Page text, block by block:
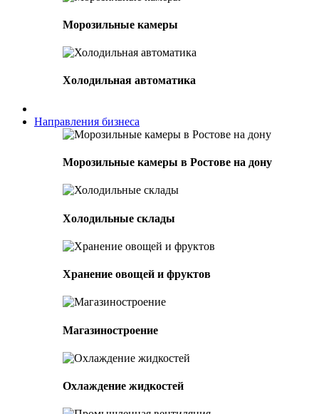
Морозильные камеры
Холодильная автоматика
Направления бизнеса
Морозильные камеры в Ростове на дону
Холодильные склады
Хранение овощей и фруктов
Магазиностроение
Охлаждение жидкостей